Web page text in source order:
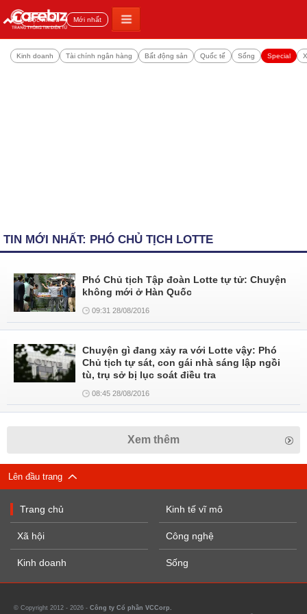
Đọc nhiều Mới nhất
Kinh doanh Tài chính ngân hàng Bất động sản Quốc tế Sống Special
TIN MỚI NHẤT: PHÓ CHỦ TỊCH LOTTE
Phó Chủ tịch Tập đoàn Lotte tự tử: Chuyện
không mới ở Hàn Quốc
09:31 28/08/2016
Chuyện gì đang xảy ra với Lotte vậy: Phó
Chủ tịch tự sát, con gái nhà sáng lập ngồi
tù, trụ sở bị lục soát điều tra
08:45 28/08/2016
Xem thêm
Lên đầu trang
Trang chủ
Xã hội
Kinh doanh
Kinh tế vĩ mô
Công nghệ
Sống
© Copyright 2012 - 2026 - Công ty Cổ phần VCCorp.